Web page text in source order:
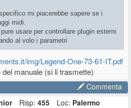
mi piacerebbe sapere se i
midi.
usare per controllare plugin esterni
al volo i parametri
img/Legend-One-73-61-IT.pdf
manuale (si li trasmette)
Commenta
Risp: 455 Loc: Palermo